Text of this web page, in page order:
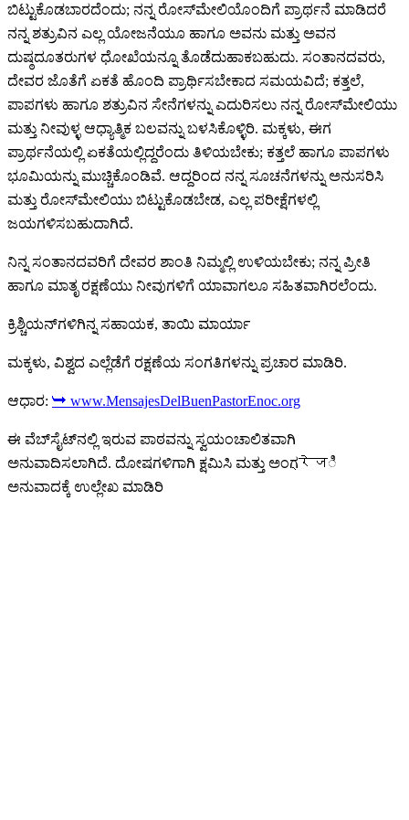
ಬಿಟ್ಟುಕೊಡಬಾರದೆಂದು; ನನ್ನ ರೋಸ್‌ಮೇಲಿಯೊಂದಿಗೆ ಪ್ರಾರ್ಥನೆ ಮಾಡಿದರೆ
ನನ್ನ ಶತ್ರುವಿನ ಎಲ್ಲ ಯೋಜನೆಯೂ ಹಾಗೂ ಅವನು ಮತ್ತು ಅವನ
ದುಷ್ಠದೂತರುಗಳ ಧೋಖೆಯನ್ನೂ ತೊಡೆದುಹಾಕಬಹುದು. ಸಂತಾನದವರು,
ದೇವರ ಜೊತೆಗೆ ಏಕತೆ ಹೊಂದಿ ಪ್ರಾರ್ಥಿಸಬೇಕಾದ ಸಮಯವಿದೆ; ಕತ್ತಲೆ,
ಪಾಪಗಳು ಹಾಗೂ ಶತ್ರುವಿನ ಸೇನೆಗಳನ್ನು ಎದುರಿಸಲು ನನ್ನ ರೋಸ್‌ಮೇಲಿಯು
ಮತ್ತು ನೀವುಳ್ಳ ಆಧ್ಯಾತ್ಮಿಕ ಬಲವನ್ನು ಬಳಸಿಕೊಳ್ಳಿರಿ. ಮಕ್ಕಳು, ಈಗ
ಪ್ರಾರ್ಥನೆಯಲ್ಲಿ ಏಕತೆಯಲ್ಲಿದ್ದರೆಂದು ತಿಳಿಯಬೇಕು; ಕತ್ತಲೆ ಹಾಗೂ ಪಾಪಗಳು
ಭೂಮಿಯನ್ನು ಮುಚ್ಚಿಕೊಂಡಿವೆ. ಆದ್ದರಿಂದ ನನ್ನ ಸೂಚನೆಗಳನ್ನು ಅನುಸರಿಸಿ
ಮತ್ತು ರೋಸ್‌ಮೇಲಿಯು ಬಿಟ್ಟುಕೊಡಬೇಡ, ಎಲ್ಲ ಪರೀಕ್ಷೆಗಳಲ್ಲಿ
ಜಯಗಳಿಸಬಹುದಾಗಿದೆ.
ನಿನ್ನ ಸಂತಾನದವರಿಗೆ ದೇವರ ಶಾಂತಿ ನಿಮ್ಮಲ್ಲಿ ಉಳಿಯಬೇಕು; ನನ್ನ ಪ್ರೀತಿ
ಹಾಗೂ ಮಾತೃ ರಕ್ಷಣೆಯು ನೀವುಗಳಿಗೆ ಯಾವಾಗಲೂ ಸಹಿತವಾಗಿರಲೆಂದು.
ಕ್ರಿಶ್ಚಿಯನ್‌ಗಳಿಗಿನ್ನ ಸಹಾಯಕ, ತಾಯಿ ಮಾರ್ಯಾ
ಮಕ್ಕಳು, ವಿಶ್ವದ ಎಲ್ಲೆಡೆಗೆ ರಕ್ಷಣೆಯ ಸಂಗತಿಗಳನ್ನು ಪ್ರಚಾರ ಮಾಡಿರಿ.
ಆಧಾರ: ➥ www.MensajesDelBuenPastorEnoc.org
ಈ ವೆಬ್‌ಸೈಟ್‌ನಲ್ಲಿ ಇರುವ ಪಾಠವನ್ನು ಸ್ವಯಂಚಾಲಿತವಾಗಿ
ಅನುವಾದಿಸಲಾಗಿದೆ. ದೋಷಗಳಿಗಾಗಿ ಕ್ಷಮಿಸಿ ಮತ್ತು ಅಂಗ्रेजಿ
ಅನುವಾದಕ್ಕೆ ಉಲ್ಲೇಖ ಮಾಡಿರಿ